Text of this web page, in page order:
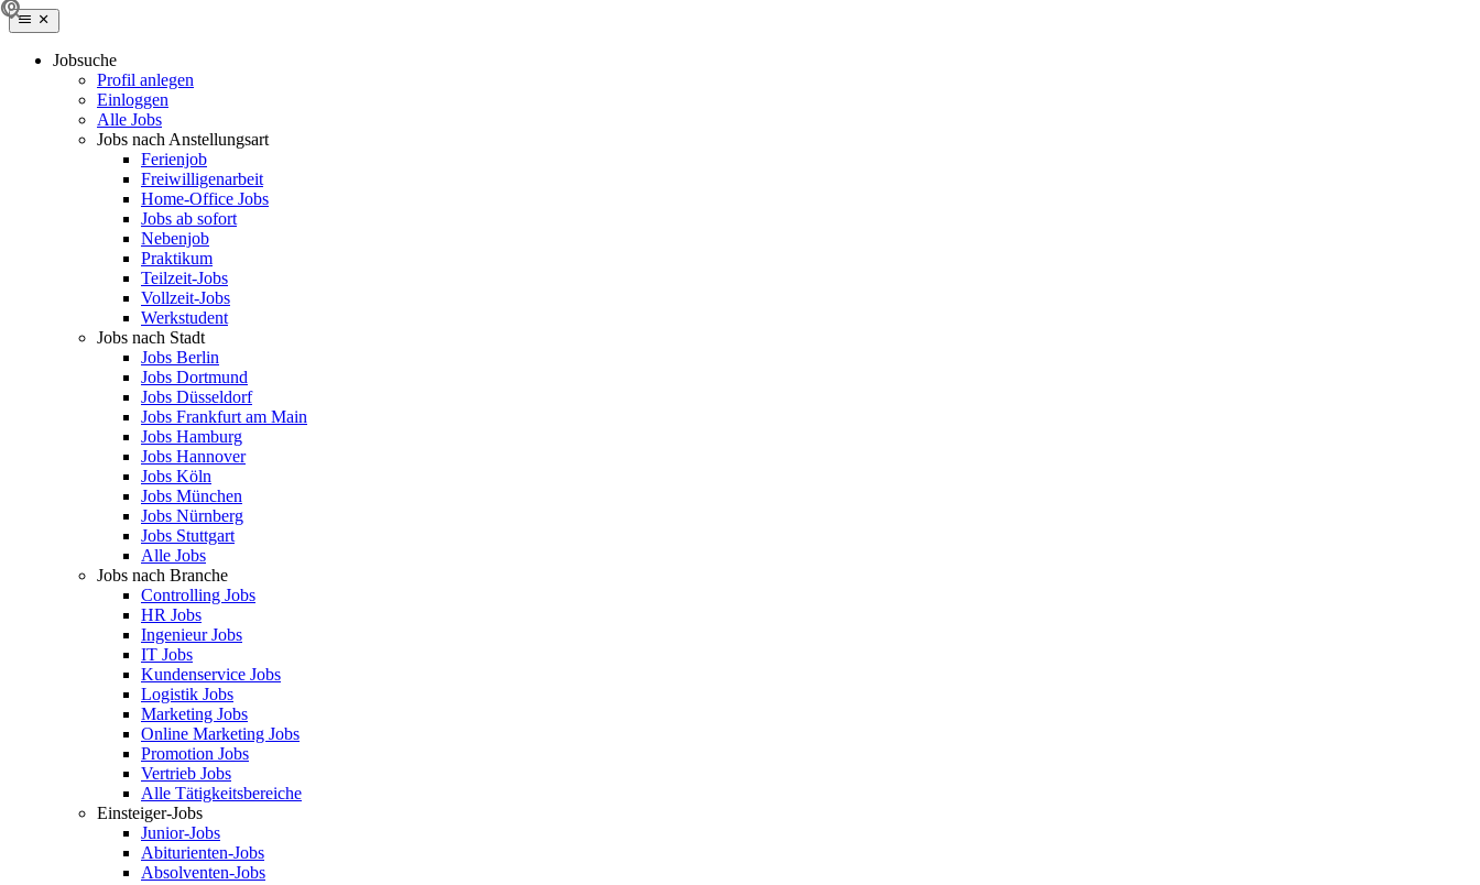
Jobsuche
Profil anlegen
Einloggen
Alle Jobs
Jobs nach Anstellungsart
Ferienjob
Freiwilligenarbeit
Home-Office Jobs
Jobs ab sofort
Nebenjob
Praktikum
Teilzeit-Jobs
Vollzeit-Jobs
Werkstudent
Jobs nach Stadt
Jobs Berlin
Jobs Dortmund
Jobs Düsseldorf
Jobs Frankfurt am Main
Jobs Hamburg
Jobs Hannover
Jobs Köln
Jobs München
Jobs Nürnberg
Jobs Stuttgart
Alle Jobs
Jobs nach Branche
Controlling Jobs
HR Jobs
Ingenieur Jobs
IT Jobs
Kundenservice Jobs
Logistik Jobs
Marketing Jobs
Online Marketing Jobs
Promotion Jobs
Vertrieb Jobs
Alle Tätigkeitsbereiche
Einsteiger-Jobs
Junior-Jobs
Abiturienten-Jobs
Absolventen-Jobs